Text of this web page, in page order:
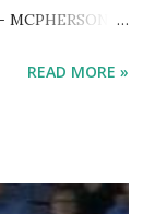
MCPHERSON 5
DU
READ MORE »